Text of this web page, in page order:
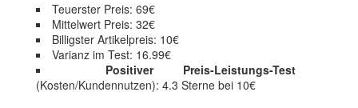
Teuerster Preis: 69€
Mittelwert Preis: 32€
Billigster Artikelpreis: 10€
Varianz im Test: 16.99€
Positiver Preis-Leistungs-Test
(Kosten/Kundennutzen): 4.3 Sterne bei 10€